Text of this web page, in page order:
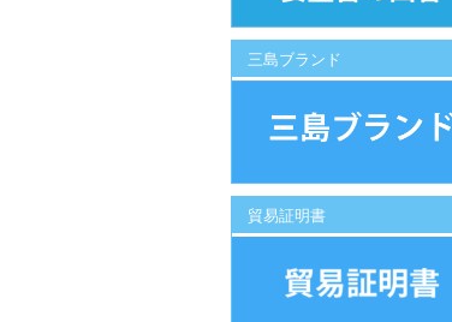
三島ブランド
貿易証明書